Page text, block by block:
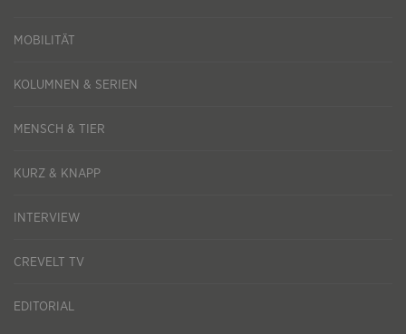
MOBILITÄT
KOLUMNEN & SERIEN
MENSCH & TIER
KURZ & KNAPP
INTERVIEW
CREVELT TV
EDITORIAL